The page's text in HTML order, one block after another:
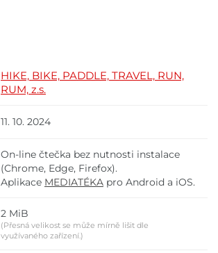
HIKE, BIKE, PADDLE, TRAVEL, RUN,
RUM, z.s.
11. 10. 2024
On-line čtečka bez nutnosti instalace
(Chrome, Edge, Firefox).
Aplikace MEDIATÉKA pro Android a iOS.
2 MiB
(Přesná velikost se může mírně lišit dle
využívaného zařízení.)